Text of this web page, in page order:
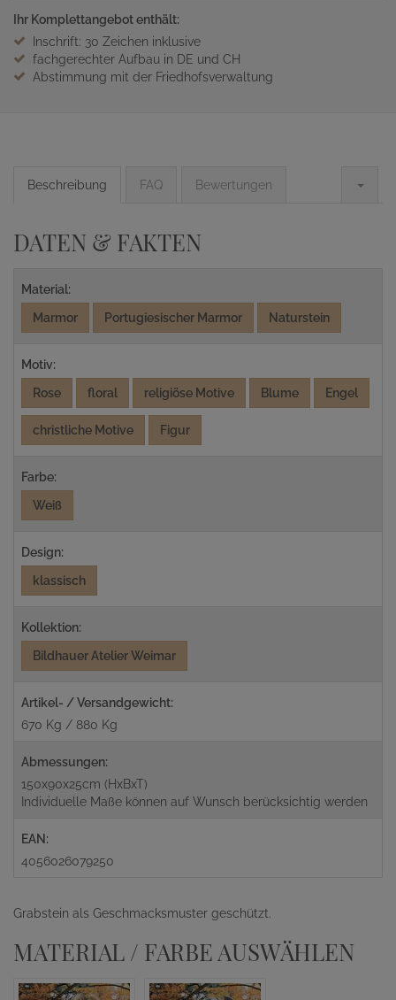
Ihr Komplettangebot enthält:
Inschrift: 30 Zeichen inklusive
fachgerechter Aufbau in DE und CH
Abstimmung mit der Friedhofsverwaltung
Beschreibung FAQ Bewertungen
DATEN & FAKTEN
Material:
Marmor
Portugiesischer Marmor Naturstein
Motiv:
Rose
floral religiöse Motive Blume Engel
christliche Motive Figur
Farbe:
Weiß
Design:
klassisch
Kollektion:
Bildhauer Atelier Weimar
Artikel- / Versandgewicht:
670 Kg / 880 Kg
Abmessungen:
150x90x25cm (HxBxT)
Individuelle Maße können auf Wunsch berücksichtig werden
EAN:
4056026079250
Grabstein als Geschmacksmuster geschützt.
MATERIAL / FARBE AUSWÄHLEN